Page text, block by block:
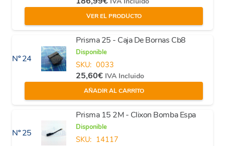
VER EL PRODUCTO
Nº 24
Prisma 25 - Caja De Bornas Cb8
Disponible
SKU: 0033
25,60€ IVA Incluido
AÑADIR AL CARRITO
Nº 25
Prisma 15 2M - Clixon Bomba Espa
Disponible
SKU: 14117